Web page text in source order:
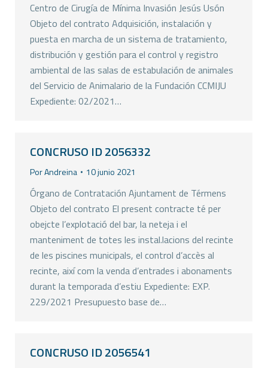
Centro de Cirugía de Mínima Invasión Jesús Usón
Objeto del contrato Adquisición, instalación y
puesta en marcha de un sistema de tratamiento,
distribución y gestión para el control y registro
ambiental de las salas de estabulación de animales
del Servicio de Animalario de la Fundación CCMIJU
Expediente: 02/2021…
CONCRUSO ID 2056332
PorAndreina 10 junio 2021
Órgano de Contratación Ajuntament de Térmens
Objeto del contrato El present contracte té per
obejcte l’explotació del bar, la neteja i el
manteniment de totes les instal.lacions del recinte
de les piscines municipals, el control d’accès al
recinte, així com la venda d’entrades i abonaments
durant la temporada d’estiu Expediente: EXP.
229/2021 Presupuesto base de…
CONCRUSO ID 2056541